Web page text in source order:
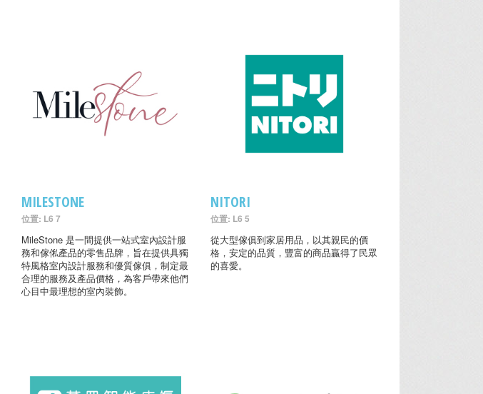
MILESTONE
位置: L6 7
MileStone 是一間提供一站式室內設計服
務和傢俬產品的零售品牌，旨在提供具獨
特風格室內設計服務和優質傢俱，制定最
合理的服務及產品價格，為客戶帶來他們
心目中最理想的室內裝飾。
NITORI
位置: L6 5
從大型傢俱到家居用品，以其親民的價
格，安定的品質，豐富的商品贏得了民眾
的喜愛。